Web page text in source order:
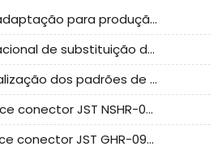
Guia de avaliação e adaptação para produção em massa de componentes de cabos nacionais CNC Tech
Análise da solução nacional de substituição da linha de alta frequência I-PEX
CLIFF referente à atualização dos padrões de teste de conectores nacionais
Conector JST - Fornece conector JST NSHR-02V-S original | substituto
Conector JST - fornece conector JST GHR-09V-S autêntico | substituto